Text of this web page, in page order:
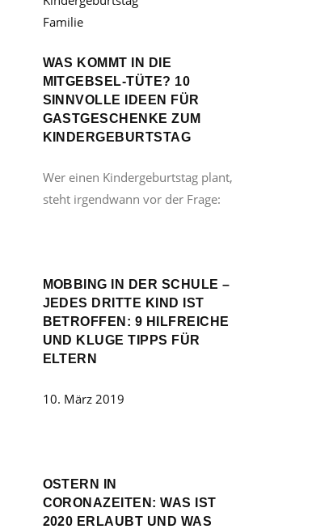
Familie
WAS KOMMT IN DIE
MITGEBSEL-TÜTE? 10
SINNVOLLE IDEEN FÜR
GASTGESCHENKE ZUM
KINDERGEBURTSTAG
Wer einen Kindergeburtstag plant,
steht irgendwann vor der Frage:
MOBBING IN DER SCHULE –
JEDES DRITTE KIND IST
BETROFFEN: 9 HILFREICHE
UND KLUGE TIPPS FÜR
ELTERN
10. März 2019
OSTERN IN
CORONAZEITEN: WAS IST
2020 ERLAUBT UND WAS